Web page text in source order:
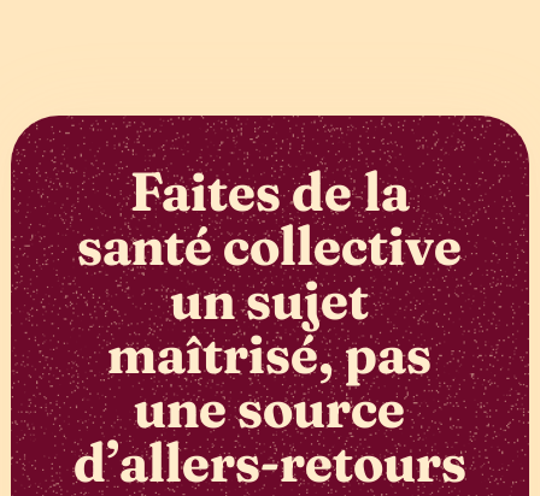
Faites de la
santé collective
un sujet
maîtrisé, pas
une source
d’allers-retours